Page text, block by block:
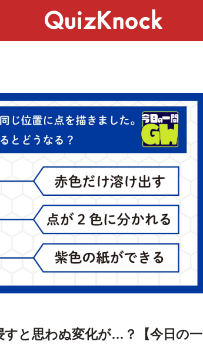
すと思わぬ変化が…？【今日の一